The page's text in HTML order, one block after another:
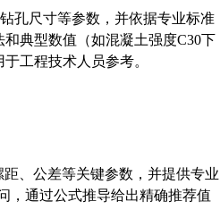
孔尺寸等参数，并依据专业标准
和典型数值（如混凝土强度C30下
工程技术人员参考。
、公差等关键参数，并提供专业
，通过公式推导给出精确推荐值